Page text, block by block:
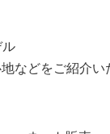
などをご紹介い